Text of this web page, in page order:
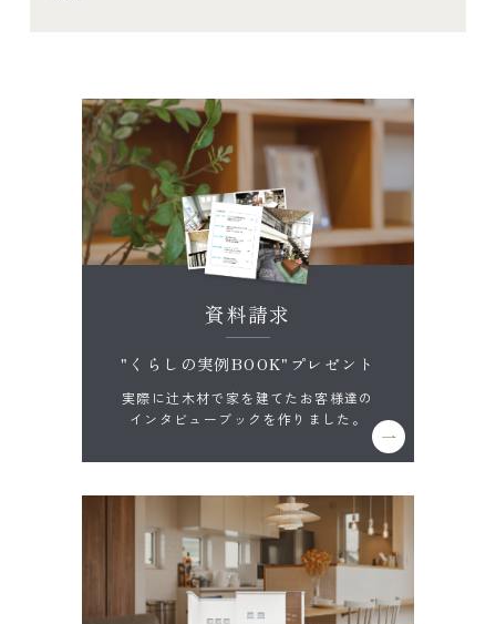
資料請求
"くらしの実例BOOK"プレゼント
実際に辻木材で家を建てたお客様達の
インタビューブックを作りました。